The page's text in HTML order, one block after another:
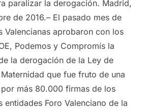
paralizar la derogación. Madrid,
de 2016.– El pasado mes de
Valencianas aprobaron con los
Podemos y Compromís la
la derogación de la Ley de
que fue fruto de una
más 80.000 firmas de los
entidades Foro Valenciano de la